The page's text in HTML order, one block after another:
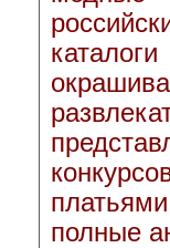
полные